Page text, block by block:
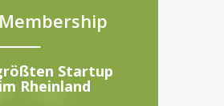
Startup
Rheinland